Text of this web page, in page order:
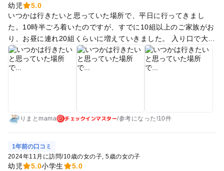
幼児
5.0
いつかは行きたいと思っていた場所で、平日に行ってきまし
た。10時半ごろ着いたのですが、すでに10組以上のご家族がお
り、お昼に連れ20組くらいに増えていきました。 入り口で大人
はリストバンドをつけ、何度も出入りできる仕組みです。 はい
はいゾーン、長ーいエアトランポリン、スライダー？、おまま
ごと、トミカ、釣り、マグフォーマー、ボールプールなどがあ
必死に探して楽しんでいました。 ただワンフロアしかないの
した。
りまとmama チェックインマスター/参考になった!10件
1年前の口コミ
2024年11月に訪問/10歳の女の子 5歳の女の子
幼児 5.0小学生
5.0